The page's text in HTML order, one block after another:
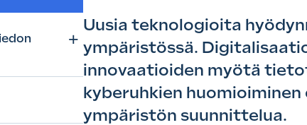
Uusia teknologioita
ympäristössä.
innovaatioiden myötä
kyberuhkien huomioiminen
ympäristön suunnittelua.
+